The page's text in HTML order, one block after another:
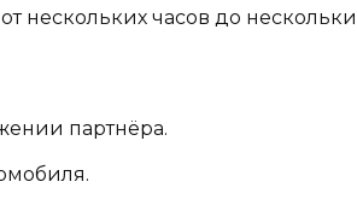
нескольких часов до
партнёра.